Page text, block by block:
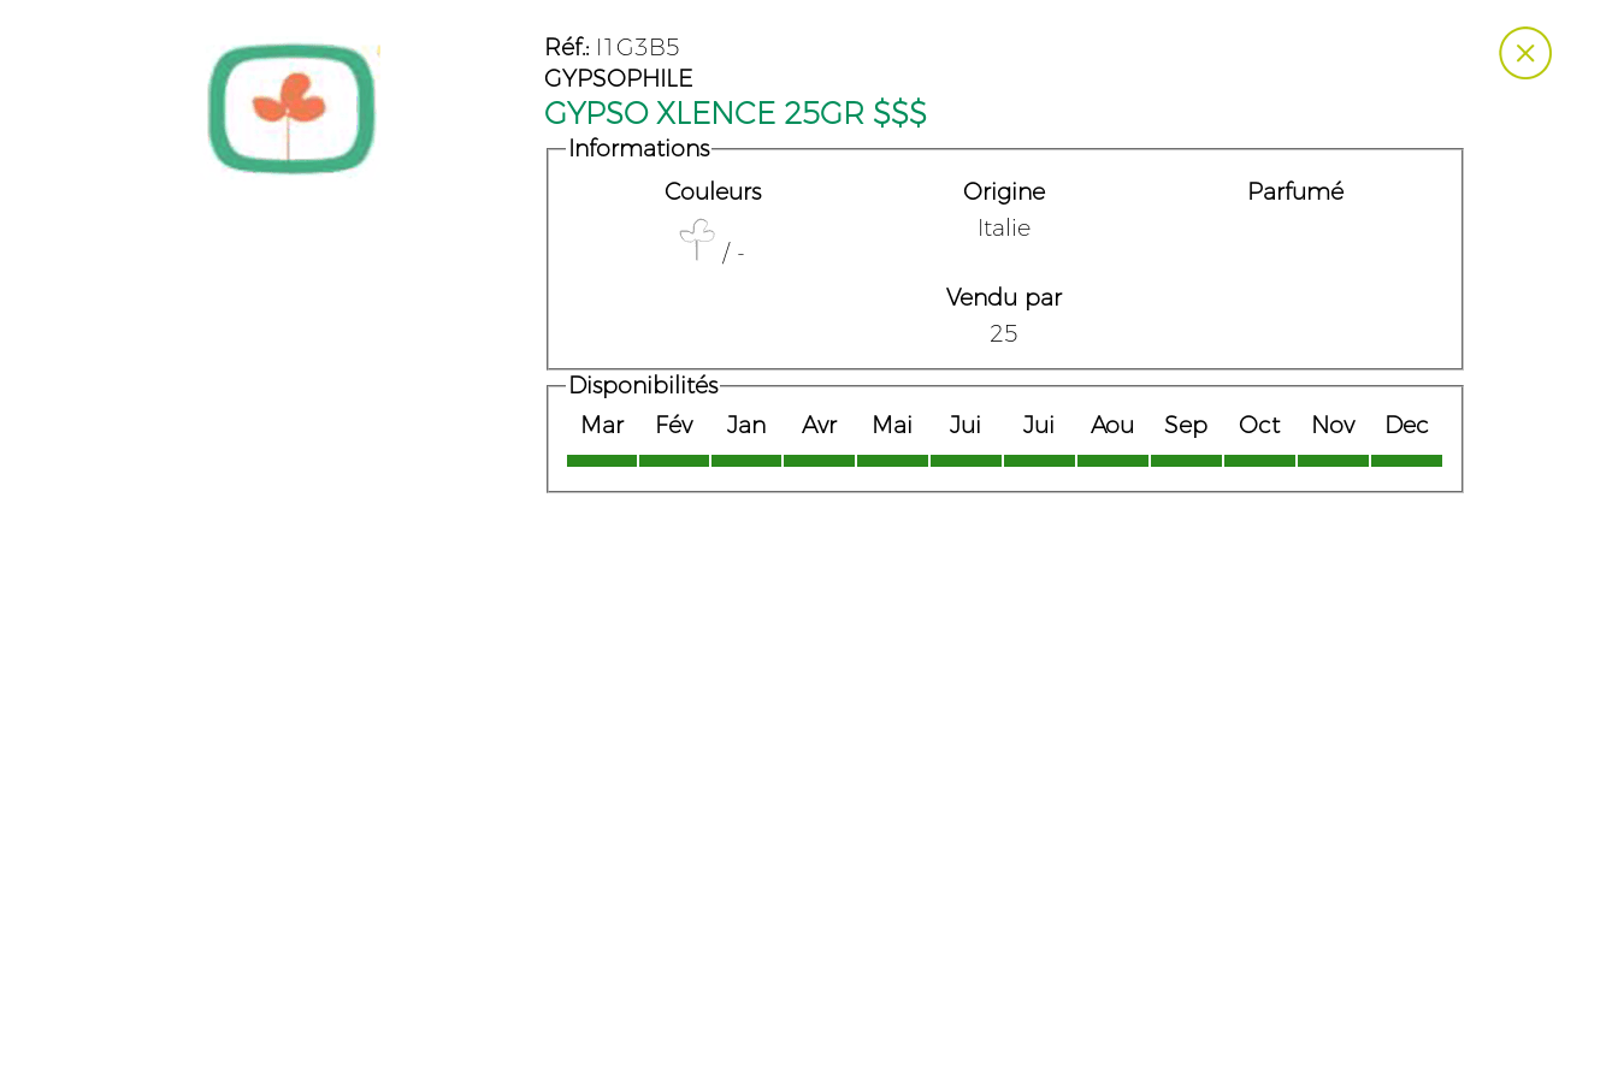
Réf.:I1G3B5
GYPSOPHILE
GYPSO XLENCE 25GR $$$
Informations
Couleurs
Origine
Parfumé
/ -
Italie
Vendu par
25
Disponibilités
Mar
Fév Jan Avr Mai Jui Jui Aou Sep Oct Nov Dec